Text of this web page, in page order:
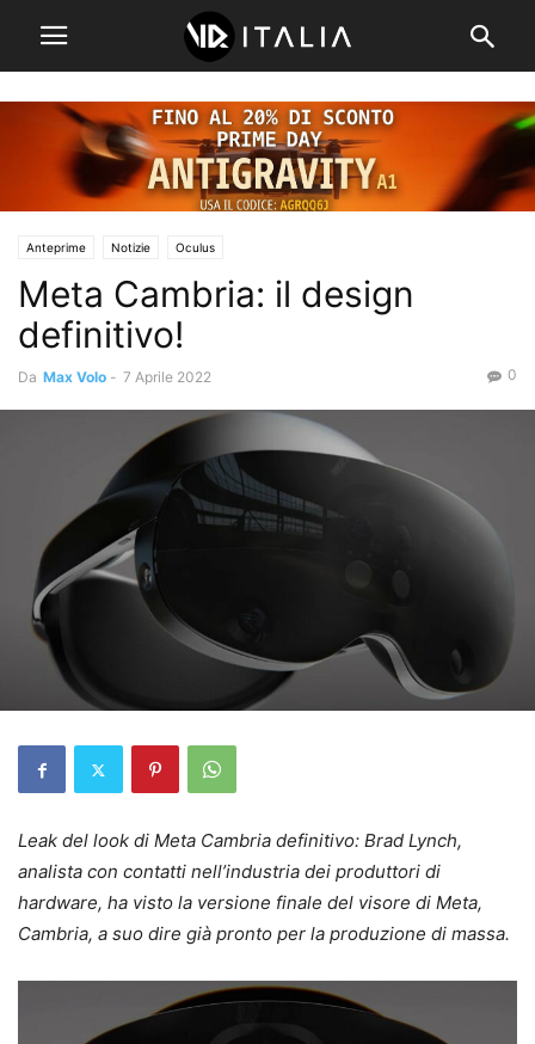
Anteprime Notizie Oculus
Meta Cambria: il design
definitivo!
Da Max Volo - 7 Aprile 2022 0
Leak del look di Meta Cambria definitivo: Brad Lynch,
analista con contatti nell’industria dei produttori di
hardware, ha visto la versione finale del visore di Meta,
Cambria, a suo dire già pronto per la produzione di massa.